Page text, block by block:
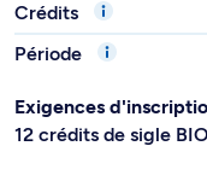
Crédits
Période
Exigences
12 crédits de sigle BIO